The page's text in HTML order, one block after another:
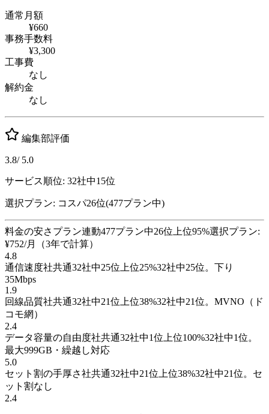
通常月額
¥660
事務手数料
¥3,300
工事費
なし
解約金
なし
編集部評価
3.8/ 5.0
サービス順位: 32社中15位
選択プラン: コスパ26位(477プラン中)
料金の安さ プラン連動477プラン中26位上位95%選択プラン:
¥752/月（3年で計算）
4.8
通信速度社共通32社中25位上位25%32社中25位。下り
35Mbps
1.9
回線品質社共通32社中21位上位38%32社中21位。MVNO（ド
コモ網）
2.4
データ容量の自由度社共通32社中1位上位100%32社中1位。
最大999GB・繰越し対応
5.0
セット割の手厚さ社共通32社中21位上位38%32社中21位。セ
ット割なし
2.4